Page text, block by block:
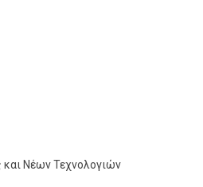
Νέων Τεχνολογιών